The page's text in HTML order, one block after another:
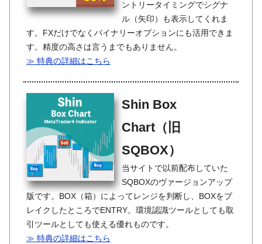
ントリータイミングでシグナ
ル（矢印）も表示してくれま
す。FXだけでなくバイナリーオプションにも活用できま
す。精度の高さは言うまでもありません。
≫ 特典の詳細はこちら
Shin Box
Chart（旧
SQBOX）
当サイトで以前配布していた
SQBOXのヴァージョンアップ
版です。BOX（箱）によってレンジを判断し、BOXをブ
レイクしたところでENTRY。環境認識ツールとしても取
引ツールとしても使える優れものです。
≫ 特典の詳細はこちら